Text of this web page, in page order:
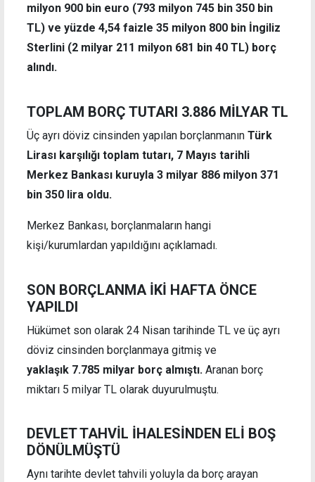
milyon 900 bin euro (793 milyon 745 bin 350 bin
TL) ve yüzde 4,54 faizle 35 milyon 800 bin İngiliz
Sterlini (2 milyar 211 milyon 681 bin 40 TL) borç
alındı.
TOPLAM BORÇ TUTARI 3.886 MİLYAR TL
Üç ayrı döviz cinsinden yapılan borçlanmanın Türk
Lirası karşılığı toplam tutarı, 7 Mayıs tarihli
Merkez Bankası kuruyla 3 milyar 886 milyon 371
bin 350 lira oldu.
Merkez Bankası, borçlanmaların hangi
kişi/kurumlardan yapıldığını açıklamadı.
SON BORÇLANMA İKİ HAFTA ÖNCE
YAPILDI
Hükümet son olarak 24 Nisan tarihinde TL ve üç ayrı
döviz cinsinden borçlanmaya gitmiş ve
yaklaşık 7.785 milyar borç almıştı. Aranan borç
miktarı 5 milyar TL olarak duyurulmuştu.
DEVLET TAHVİL İHALESİNDEN ELİ BOŞ
DÖNÜLMÜŞTÜ
Aynı tarihte devlet tahvili yoluyla da borç arayan